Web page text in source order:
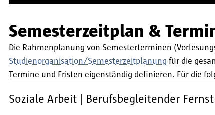
Semesterzeitplan &
Die Rahmenplanung von Semesterterminen
Studienorganisation/Semesterzeitplanung für die
Termine und Fristen eigenständig definieren. Für die
Soziale Arbeit | Berufsbegleitender